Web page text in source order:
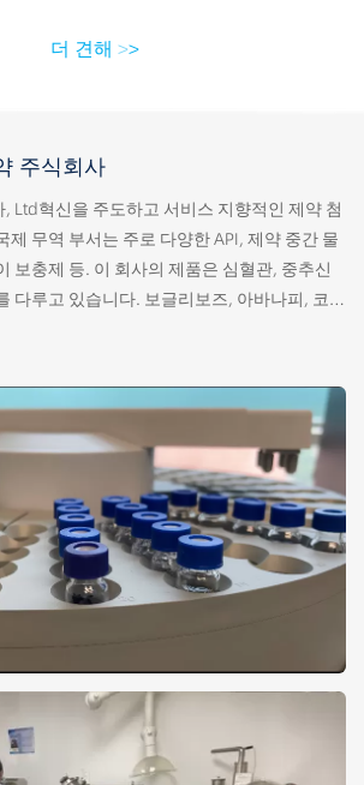
더 견해 >>
주식회사
Ltd혁신을 주도하고 서비스 지향적인 제약 첨
제 무역 부서는 주로 다양한 API, 제약 중간 물
보충제 등. 이 회사의 제품은 심혈관, 중추신
다루고 있습니다. 보글리보즈, 아바나피, 코조
른 제품들은 전체 산업 사슬의 상업화된 R&D,
형성했습니다. 더 이상 제약은 장쑤 지방의 양
수있는 생산 기지를 보유하고 있습니다. 첨
제품의 품질을 보장 할 수 있습니다.직원 수
면적은 20개 정도입니다.,000m2, 대규모 자
. 작업실 생산 시스템은 ISO,GMP 규정 및 표
리의 새로운 공장은 가까운 미래에 점차 사